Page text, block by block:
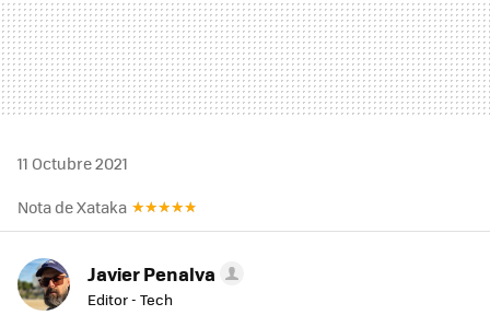
11 Octubre 2021
Nota de Xataka
Javier Penalva
Editor - Tech